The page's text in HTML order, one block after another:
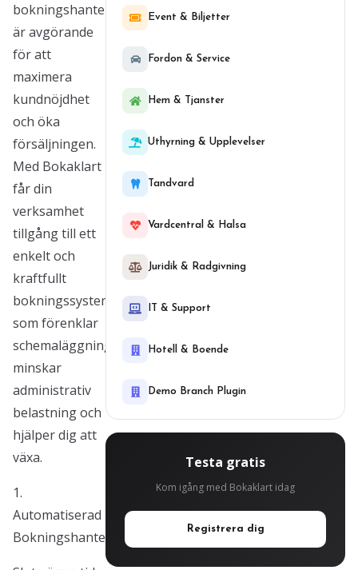
bokningshantering
är avgörande
för att
maximera
kundnöjdhet
och öka
försäljningen.
Med Bokaklart
får din
verksamhet
tillgång till ett
enkelt och
kraftfullt
bokningssystem
som förenklar
schemaläggning,
minskar
administrativ
belastning och
hjälper dig att
växa.
1.
Automatiserad
Bokningshantering
Event & Biljetter
Fordon & Service
Hem & Tjanster
Uthyrning & Upplevelser
Tandvard
Vardcentral & Halsa
Juridik & Radgivning
IT & Support
Hotell & Boende
Demo Branch Plugin
Testa gratis
Kom igång med Bokaklart idag
Registrera dig